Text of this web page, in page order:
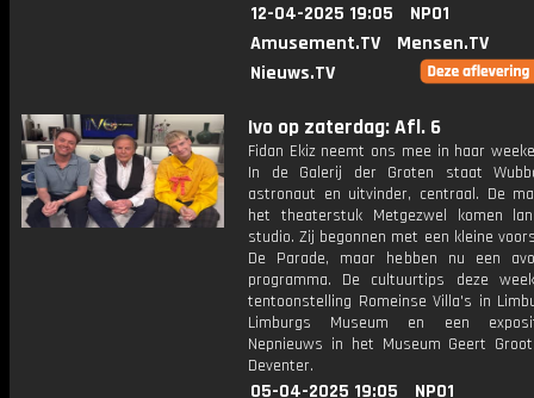
12-04-2025 19:05
NPO1
Amusement.TV
Mensen.TV
Nieuws.TV
Ivo op zaterdag: Afl. 6
Fidan Ekiz neemt ons mee in haar
In de Galerij der Groten staat
astronaut en uitvinder, centraal. De
het theaterstuk Metgezwel komen
studio. Zij begonnen met een kleine
De Parade, maar hebben nu een
programma. De cultuurtips deze
tentoonstelling Romeinse Villa's in
Limburgs Museum en een
Nepnieuws in het Museum Geert
Deventer.
05-04-2025 19:05
NPO1